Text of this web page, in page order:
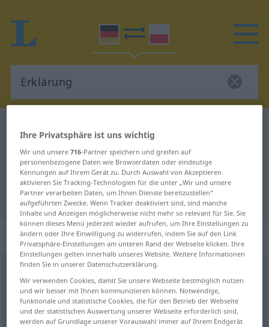
Deutsch-Polnisch Übersetzung für
"Erklärung"
"Erklärung" Polnisch Übersetzung
„Erklärung“: Femininum
Erklärungf
Übersicht aller Übersetzungen
(Für mehr Details die Übersetzung anklicken/antippen)
Ihre Privatsphäre ist uns wichtig
Wir und unsere716-Partner speichern und greifen auf
personenbezogene Daten wie Browserdaten oder eindeutige
Kennungen auf Ihrem Gerät zu. Durch Auswahl von Akzeptieren
aktivieren Sie Tracking-Technologien für die unter „Wir und unsere
Partner verarbeiten Daten, um Ihnen Dienste bereitzustellen“
aufgeführten Zwecke. Wenn Tracker deaktiviert sind, sind manche
Inhalte und Anzeigen möglicherweise nicht mehr so relevant für Sie. Sie
können dieses Menü jederzeit wieder aufrufen, um Ihre Einstellungen zu
ändern oder Ihre Einwilligung zu widerrufen, indem Sie auf den Link
Privatsphäre-Einstellungen am unteren Rand der Webseite klicken. Ihre
Einstellungen gelten innerhalb unseres Website. Weitere Informationen
finden Sie in unserer Datenschutzerklärung.
Wir verwenden Cookies, damit Sie unsere Webseite bestmöglich nutzen
und wir besser mit Ihnen kommunizieren können. Notwendige,
funktionale und statistische Cookies, die für den Betrieb der Webseite
und der statistischen Auswertung unserer Webseite erforderlich sind,
werden auf Grundlage unserer Vorauswahl immer auf Ihrem Endgerät